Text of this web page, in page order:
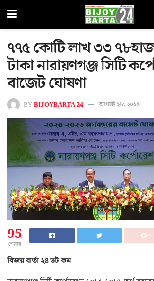
৭৭৫ কোটি লাখ ৩৩
টাকা নারায়ণগঞ্জ সিটি
বাজেট ঘোষণা
BYBIJOYBARTA 24 আগস্ট ২৮, ২০২৫
95
শেয়ার
বিজয় বার্তা ২৪ ডট কম